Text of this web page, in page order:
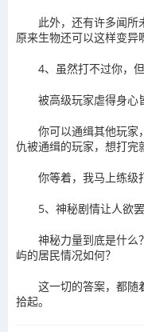
此外，还有许多闻所
原来生物还可以这样变异
4、虽然打不过你，
被高级玩家虐得身心
你可以通缉其他玩家
仇被通缉的玩家，想打完
你等着，我马上练级
5、神秘剧情让人欲
神秘力量到底是什么
屿的居民情况如何？
这一切的答案，都随
拾起。